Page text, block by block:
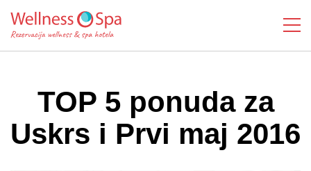
TOP 5 ponuda za
Uskrs i Prvi maj 2016